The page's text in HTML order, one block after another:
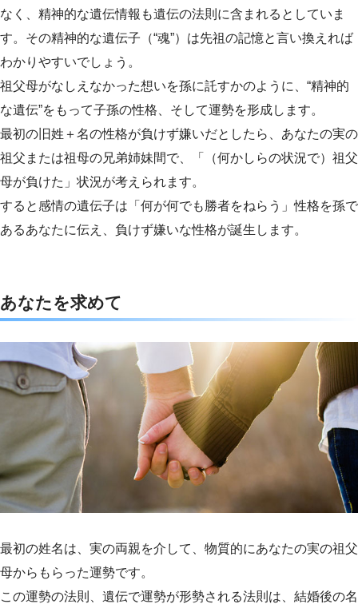
なく、精神的な遺伝情報も遺伝の法則に含まれるとしていま
す。その精神的な遺伝子（“魂”）は先祖の記憶と言い換えれば
わかりやすいでしょう。
祖父母がなしえなかった想いを孫に託すかのように、“精神的
な遺伝”をもって子孫の性格、そして運勢を形成します。
最初の旧姓＋名の性格が負けず嫌いだとしたら、あなたの実の
祖父または祖母の兄弟姉妹間で、「（何かしらの状況で）祖父
母が負けた」状況が考えられます。
すると感情の遺伝子は「何が何でも勝者をねらう」性格を孫で
あるあなたに伝え、負けず嫌いな性格が誕生します。
あなたを求めて
最初の姓名は、実の両親を介して、物質的にあなたの実の祖父
母からもらった運勢です。
この運勢の法則、遺伝で運勢が形勢される法則は、結婚後の名